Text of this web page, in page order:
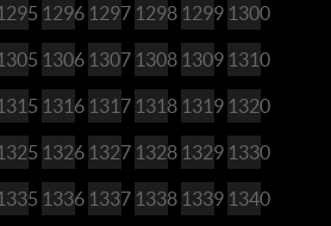
1296 1297 1298 1299 1300
1306 1307 1308 1309 1310
1316 1317 1318 1319 1320
1326 1327 1328 1329 1330
1336 1337 1338 1339 1340